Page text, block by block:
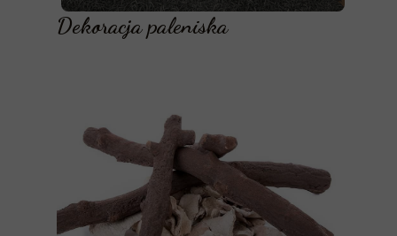
Dekoracja paleniska